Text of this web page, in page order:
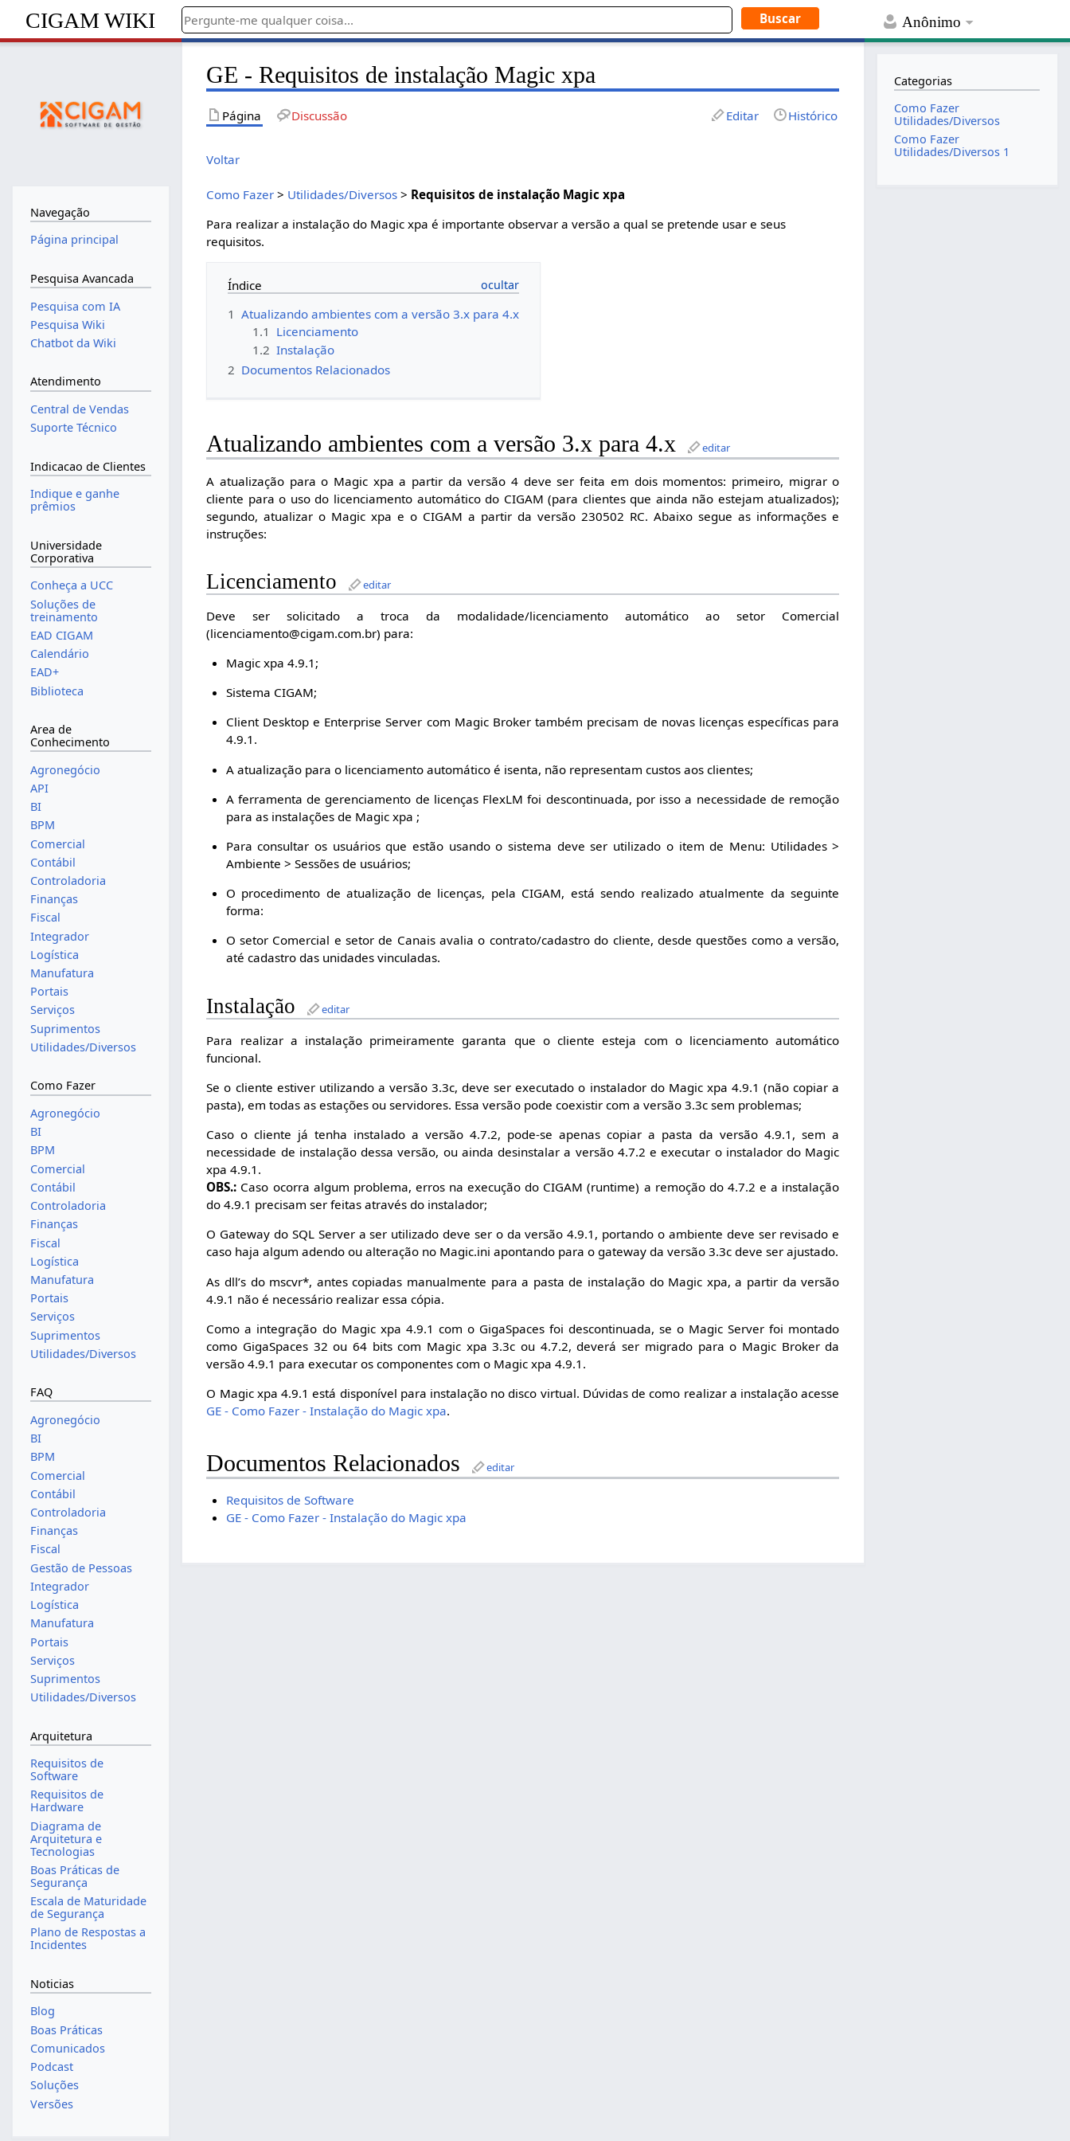
Anônimo
CIGAM WIKI
GE - Requisitos de instalação Magic xpa
Página Discussão Editar Histórico
Voltar
Como Fazer > Utilidades/Diversos > Requisitos de instalação Magic xpa
Para realizar a instalação do Magic xpa é importante observar a versão a qual se pretende usar e seus
requisitos.
Índice
1 Atualizando ambientes com a versão 3.x para 4.x
1.1 Licenciamento
1.2 Instalação
2 Documentos Relacionados
Atualizando ambientes com a versão 3.x para 4.x editar
A atualização para o Magic xpa a partir da versão 4 deve ser feita em dois momentos: primeiro, migrar o
cliente para o uso do licenciamento automático do CIGAM (para clientes que ainda não estejam atualizados);
segundo, atualizar o Magic xpa e o CIGAM a partir da versão 230502 RC. Abaixo segue as informações e
instruções:
Licenciamento editar
Deve ser solicitado a troca da modalidade/licenciamento automático ao setor Comercial
(licenciamento@cigam.com.br) para:
Magic xpa 4.9.1;
Sistema CIGAM;
Client Desktop e Enterprise Server com Magic Broker também precisam de novas licenças específicas para
4.9.1.
A atualização para o licenciamento automático é isenta, não representam custos aos clientes;
A ferramenta de gerenciamento de licenças FlexLM foi descontinuada, por isso a necessidade de remoção
para as instalações de Magic xpa ;
Para consultar os usuários que estão usando o sistema deve ser utilizado o item de Menu: Utilidades >
Ambiente > Sessões de usuários;
O procedimento de atualização de licenças, pela CIGAM, está sendo realizado atualmente da seguinte
forma:
O setor Comercial e setor de Canais avalia o contrato/cadastro do cliente, desde questões como a versão,
até cadastro das unidades vinculadas.
Instalação editar
Para realizar a instalação primeiramente garanta que o cliente esteja com o licenciamento automático
funcional.
Se o cliente estiver utilizando a versão 3.3c, deve ser executado o instalador do Magic xpa 4.9.1 (não copiar a
pasta), em todas as estações ou servidores. Essa versão pode coexistir com a versão 3.3c sem problemas;
Caso o cliente já tenha instalado a versão 4.7.2, pode-se apenas copiar a pasta da versão 4.9.1, sem a
necessidade de instalação dessa versão, ou ainda desinstalar a versão 4.7.2 e executar o instalador do Magic
xpa 4.9.1.
OBS.: Caso ocorra algum problema, erros na execução do CIGAM (runtime) a remoção do 4.7.2 e a instalação
do 4.9.1 precisam ser feitas através do instalador;
O Gateway do SQL Server a ser utilizado deve ser o da versão 4.9.1, portando o ambiente deve ser revisado e
caso haja algum adendo ou alteração no Magic.ini apontando para o gateway da versão 3.3c deve ser ajustado.
As dll’s do mscvr*, antes copiadas manualmente para a pasta de instalação do Magic xpa, a partir da versão
4.9.1 não é necessário realizar essa cópia.
Como a integração do Magic xpa 4.9.1 com o GigaSpaces foi descontinuada, se o Magic Server foi montado
como GigaSpaces 32 ou 64 bits com Magic xpa 3.3c ou 4.7.2, deverá ser migrado para o Magic Broker da
versão 4.9.1 para executar os componentes com o Magic xpa 4.9.1.
O Magic xpa 4.9.1 está disponível para instalação no disco virtual. Dúvidas de como realizar a instalação acesse
GE - Como Fazer - Instalação do Magic xpa.
Documentos Relacionados editar
Requisitos de Software
GE - Como Fazer - Instalação do Magic xpa
Navegação
Página principal
Pesquisa Avancada
Pesquisa com IA
Pesquisa Wiki
Chatbot da Wiki
Atendimento
Central de Vendas
Suporte Técnico
Indicacao de Clientes
Indique e ganhe
prêmios
Universidade
Corporativa
Conheça a UCC
Soluções de
treinamento
EAD CIGAM
Calendário
EAD+
Biblioteca
Area de
Conhecimento
Agronegócio
API
BI
BPM
Comercial
Contábil
Controladoria
Finanças
Fiscal
Integrador
Logística
Manufatura
Portais
Serviços
Suprimentos
Utilidades/Diversos
Como Fazer
Agronegócio
BI
BPM
Comercial
Contábil
Controladoria
Finanças
Fiscal
Logística
Manufatura
Portais
Serviços
Suprimentos
Utilidades/Diversos
FAQ
Agronegócio
BI
BPM
Comercial
Contábil
Controladoria
Finanças
Fiscal
Gestão de Pessoas
Integrador
Logística
Manufatura
Portais
Serviços
Suprimentos
Utilidades/Diversos
Arquitetura
Requisitos de
Software
Requisitos de
Hardware
Diagrama de
Arquitetura e
Tecnologias
Boas Práticas de
Segurança
Escala de Maturidade
de Segurança
Plano de Respostas a
Incidentes
Noticias
Blog
Boas Práticas
Comunicados
Podcast
Soluções
Versões
Categorias
Como Fazer
Utilidades/Diversos
Como Fazer
Utilidades/Diversos 1